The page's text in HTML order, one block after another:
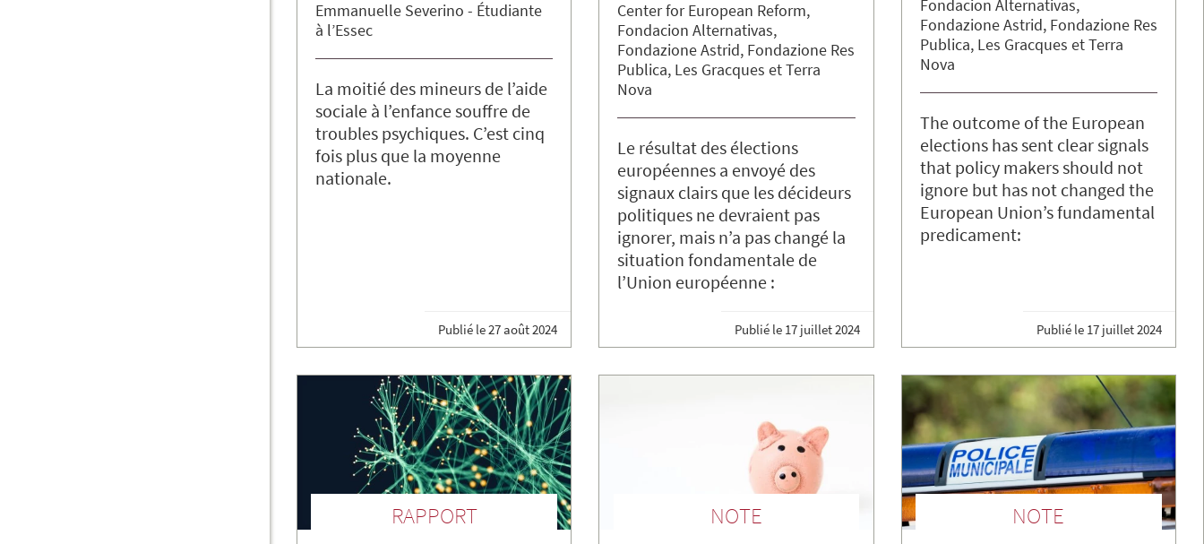
Emmanuelle Severino
Étudiante
à l’Essec
La moitié des mineurs de l’aide
sociale à l’enfance souffre de
troubles psychiques. C’est cinq
fois plus que la moyenne
nationale.
Publié le27 août 2024
Center for European Reform
Fondacion Alternativas
Fondazione Astrid Fondazione Res
Publica Les Gracques
Terra
Nova
Le résultat des élections
européennes a envoyé des
signaux clairs que les décideurs
politiques ne devraient pas
ignorer, mais n’a pas changé la
situation fondamentale de
l’Union européenne :
Publié le 17 juillet 2024
Fondacion Alternativas
Fondazione Astrid Fondazione Res
Publica Les Gracques
Terra
Nova
The outcome of the European
elections has sent clear signals
that policy makers should not
ignore but has not changed the
European Union’s fundamental
predicament:
Publié le 17 juillet 2024
RAPPORT NOTE NOTE